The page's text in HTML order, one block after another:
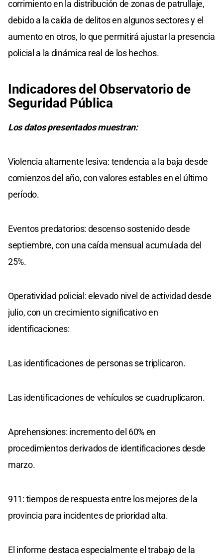
corrimiento en la distribución de zonas de patrullaje,
debido a la caída de delitos en algunos sectores y el
aumento en otros, lo que permitirá ajustar la presencia
policial a la dinámica real de los hechos.
Indicadores del Observatorio de
Seguridad Pública
Los datos presentados muestran:
Violencia altamente lesiva: tendencia a la baja desde
comienzos del año, con valores estables en el último
período.
Eventos predatorios: descenso sostenido desde
septiembre, con una caída mensual acumulada del
25%.
Operatividad policial: elevado nivel de actividad desde
julio, con un crecimiento significativo en
identificaciones:
Las identificaciones de personas se triplicaron.
Las identificaciones de vehículos se cuadruplicaron.
Aprehensiones: incremento del 60% en
procedimientos derivados de identificaciones desde
marzo.
911: tiempos de respuesta entre los mejores de la
provincia para incidentes de prioridad alta.
El informe destaca especialmente el trabajo de la